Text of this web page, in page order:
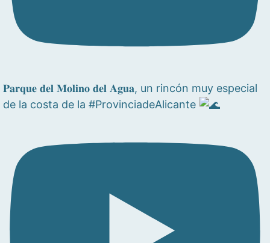
𝐏𝐚𝐫𝐪𝐮𝐞 𝐝𝐞𝐥 𝐌𝐨𝐥𝐢𝐧𝐨 𝐝𝐞𝐥 𝐀𝐠𝐮𝐚, un rincón muy especial
de la costa de la #ProvinciadeAlicante